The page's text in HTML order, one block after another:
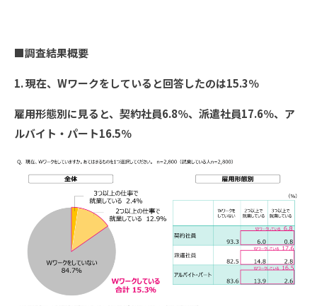
■調査結果概要
1. 現在、Wワークをしていると回答したのは15.3％
雇用形態別に見ると、契約社員6.8％、派遣社員17.6％、ア
ルバイト・パート16.5％